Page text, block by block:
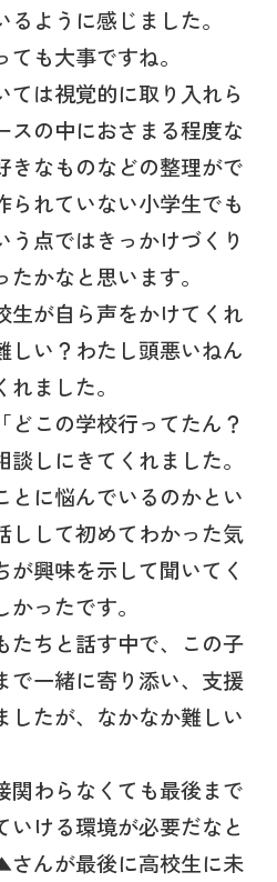
ように感じました。
も大事ですね。
ては視覚的に取り入れら
スの中におさまる程度な
きなものなどの整理がで
られていない小学生でも
点ではきっかけづくり
かなと思います。
生が自ら声をかけてくれ
しい？わたし頭悪いねん
ました。
どこの学校行ってたん？
しにきてくれました。
とに悩んでいるのかとい
しして初めてわかった気
興味を示して聞いてく
ったです。
たちと話す中で、この子
で一緒に寄り添い、支援
したが、なかなか難しい
関わらなくても最後まで
いける環境が必要だなと
んが最後に高校生に未